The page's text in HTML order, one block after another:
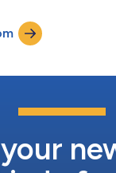
和以用户为中心的数
心在于其100%专有的
证、证件验证、年龄
面控制，从而实现端
这一认可反映了我们
根据直接客户反馈不